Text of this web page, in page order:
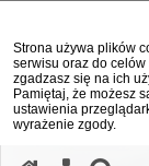
Strona używa plików
serwisu oraz do
zgadzasz się na ich
Pamiętaj, że możesz
ustawienia
wyrażenie zgody.